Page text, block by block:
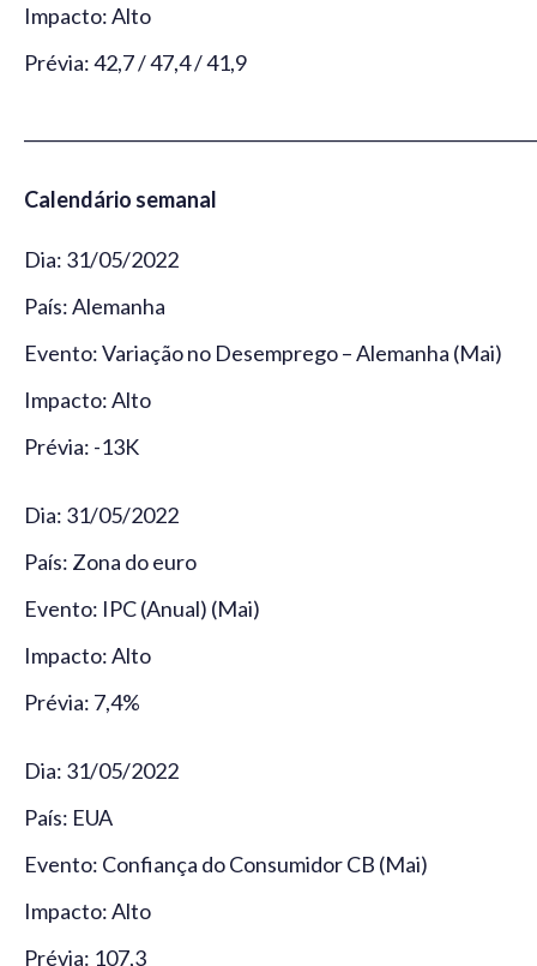
Impacto: Alto
Prévia: 42,7 / 47,4 / 41,9
Calendário semanal
Dia: 31/05/2022
País: Alemanha
Evento: Variação no Desemprego – Alemanha (Mai)
Impacto: Alto
Prévia: -13K
Dia: 31/05/2022
País: Zona do euro
Evento: IPC (Anual) (Mai)
Impacto: Alto
Prévia: 7,4%
Dia: 31/05/2022
País: EUA
Evento: Confiança do Consumidor CB (Mai)
Impacto: Alto
Prévia: 107,3